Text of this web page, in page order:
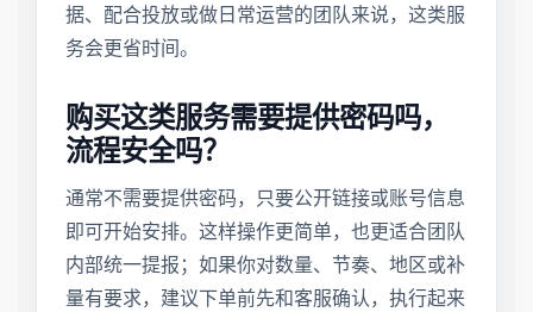
据、配合投放或做日常运营的团队来说，这类服
务会更省时间。
购买这类服务需要提供密码吗，
流程安全吗？
通常不需要提供密码，只要公开链接或账号信息
即可开始安排。这样操作更简单，也更适合团队
内部统一提报；如果你对数量、节奏、地区或补
量有要求，建议下单前先和客服确认，执行起来